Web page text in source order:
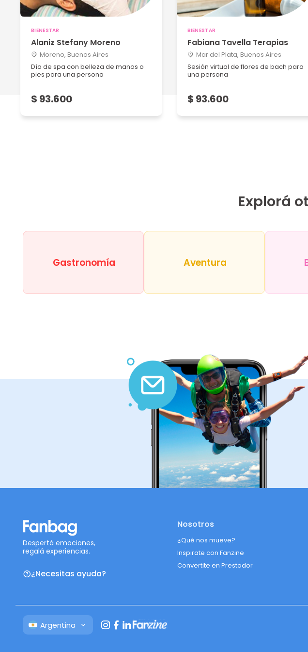
BIENESTAR
Alaniz Stefany Moreno
Moreno, Buenos Aires
Día de spa con belleza de manos o
pies para una persona
$ 93.600
BIENESTAR
Fabiana Tavella Terapias
Mar del Plata, Buenos Aires
Sesión virtual de flores de bach para
una persona
$ 93.600
Explorá
Gastronomía Aventura
Despertá emociones,
regalá experiencias.
¿Necesitas ayuda?
Nosotros
¿Qué nos mueve?
Inspirate con Fanzine
Convertite en Prestador
Argentina